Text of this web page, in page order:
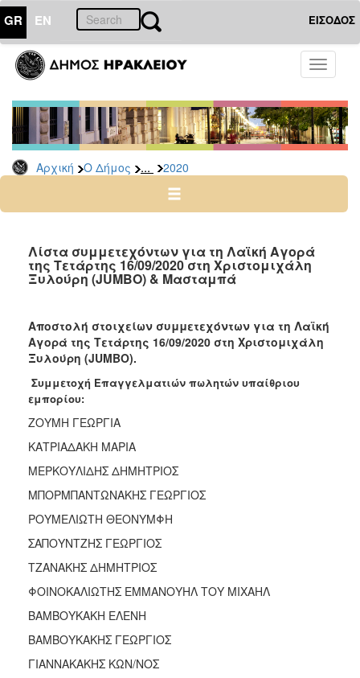
GR EN ΕΙΣΟΔΟΣ
Toggle
Αρχική Ο Δήμος ... 2020
ΔΗΜΟΣ
Δελτία
Τύπου
Αρχείο
2026
2024
2022
2021
2019
2018
2017
ΤΟΠΟΣ
Λίστα συμμετεχόντων για τη Λαϊκή Αγορά
της Τετάρτης 16/09/2020 στη Χριστομιχάλη
Ξυλούρη (JUMBO) & Μασταμπά
Αποστολή στοιχείων συμμετεχόντων για τη Λαϊκή
Αγορά της Τετάρτης 16/09/2020 στη Χριστομιχάλη
Ξυλούρη (JUMBO).
Συμμετοχή Επαγγελματιών πωλητών υπαίθριου
εμπορίου:
ΖΟΥΜΗ ΓΕΩΡΓΙΑ
ΚΑΤΡΙΑΔΑΚΗ ΜΑΡΙΑ
ΜΕΡΚΟΥΛΙΔΗΣ ΔΗΜΗΤΡΙΟΣ
ΜΠΟΡΜΠΑΝΤΩΝΑΚΗΣ ΓΕΩΡΓΙΟΣ
ΡΟΥΜΕΛΙΩΤΗ ΘΕΟΝΥΜΦΗ
ΣΑΠΟΥΝΤΖΗΣ ΓΕΩΡΓΙΟΣ
ΤΖΑΝΑΚΗΣ ΔΗΜΗΤΡΙΟΣ
ΦΟΙΝΟΚΑΛΙΩΤΗΣ ΕΜΜΑΝΟΥΗΛ ΤΟΥ ΜΙΧΑΗΛ
ΒΑΜΒΟΥΚΑΚΗ ΕΛΕΝΗ
ΒΑΜΒΟΥΚΑΚΗΣ ΓΕΩΡΓΙΟΣ
ΓΙΑΝΝΑΚΑΚΗΣ ΚΩΝ/ΝΟΣ